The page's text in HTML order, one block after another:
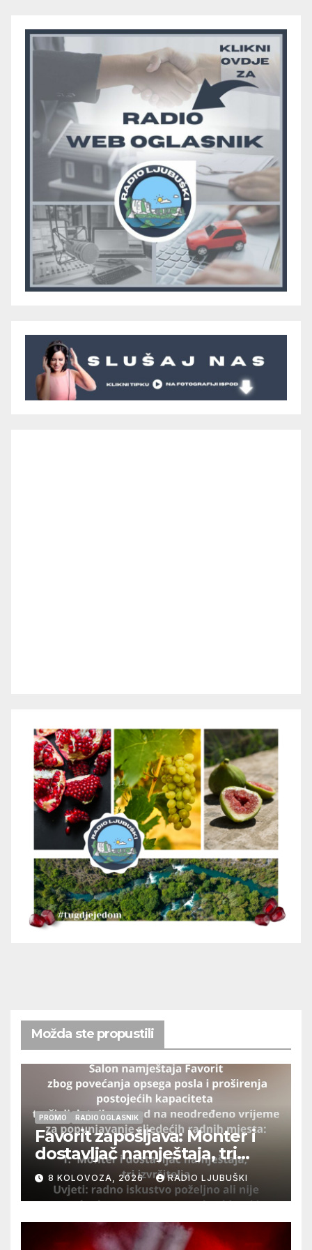
Možda ste propustili
PROMO RADIO OGLASNIK
Favorit zapošljava: Monter i
dostavljač namještaja, tri
izvršitelja
8 KOLOVOZA, 2026 RADIO LJUBUŠKI